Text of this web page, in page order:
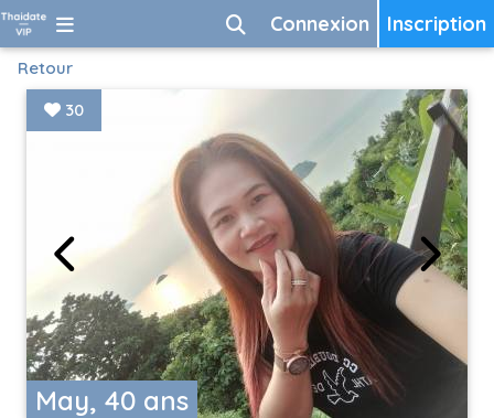
Inscription
Connexion
Retour
May, 40 ans
30